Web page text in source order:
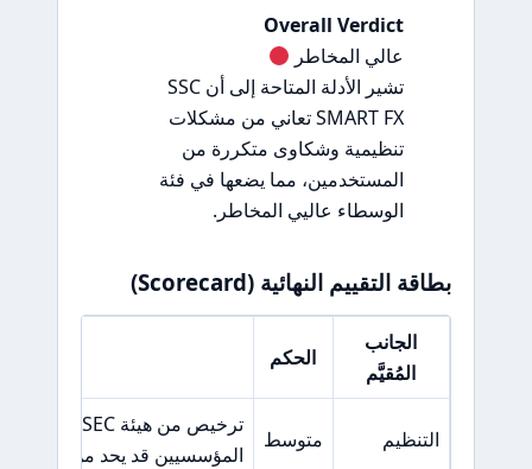
Overall Verdict
عالي المخاطر
تشير الأدلة المتاحة إلى أن SSC
SMART FX تعاني من مشكلات
تنظيمية وشكاوى متكررة من
المستخدمين، مما يضعها في فئة
الوسطاء عاليي المخاطر.
بطاقة التقييم النهائية (Scorecard)
الجانب
المُقيَّم
الحكم
التنظيم متوسط
المؤسسيين قد يحد من الحماية.